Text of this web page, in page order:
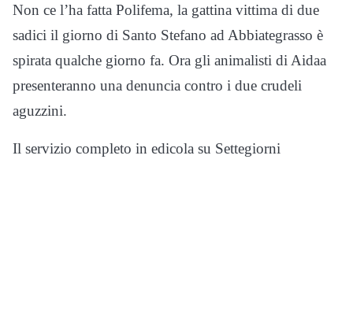
Non ce l’ha fatta Polifema, la gattina vittima di due
sadici il giorno di Santo Stefano ad Abbiategrasso è
spirata qualche giorno fa. Ora gli animalisti di Aidaa
presenteranno una denuncia contro i due crudeli
aguzzini.
Il servizio completo in edicola su Settegiorni